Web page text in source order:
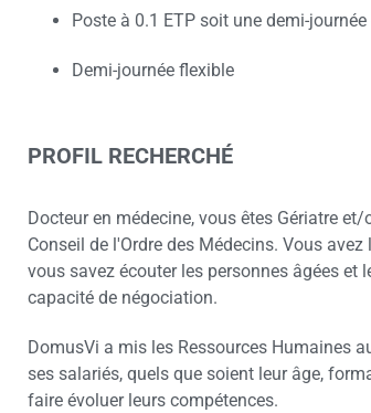
Poste à 0.1 ETP soit une demi-
Demi-journée flexible
PROFIL RECHERCHÉ
Docteur en médecine, vous êtes Gériatre
Conseil de l'Ordre des Médecins. Vous
vous savez écouter les personnes âgées
capacité de négociation.
DomusVi a mis les Ressources Humaines
ses salariés, quels que soient leur âge,
faire évoluer leurs compétences.